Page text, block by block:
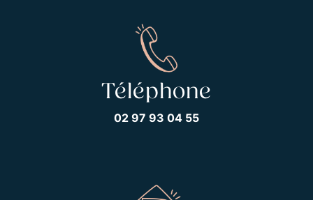
Téléphone
02 97 93 04 55